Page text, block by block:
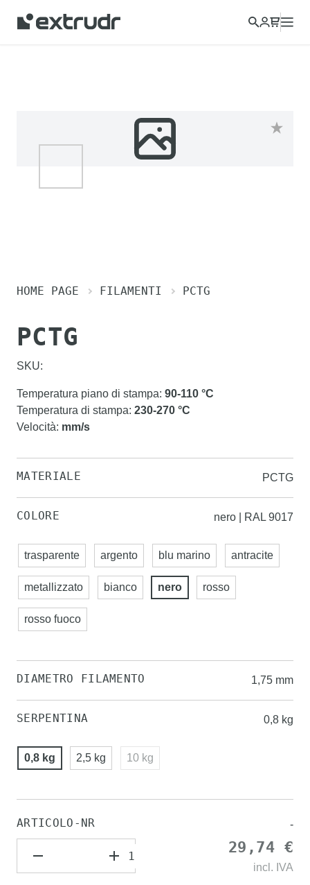
HOME PAGE FILAMENTI PCTG
PCTG
SKU:
Temperatura piano di stampa: 90-110 °C
Temperatura di stampa: 230-270 °C
Velocità: mm/s
MATERIALE PCTG
COLORE nero | RAL 9017
trasparente argento blu marino antracite
metallizzato bianco nero rosso
rosso fuoco
DIAMETRO FILAMENTO 1,75 mm
SERPENTINA 0,8 kg
0,8 kg 2,5 kg 10 kg
ARTICOLO-NR -
29,74 €
incl. IVA